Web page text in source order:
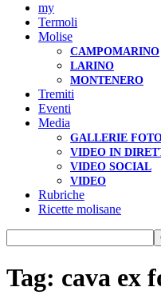
my
Termoli
Molise
CAMPOMARINO
LARINO
MONTENERO
Tremiti
Eventi
Media
GALLERIE
VIDEO IN
VIDEO SOCIAL
VIDEO
Rubriche
Ricette molisane
Tag: cava ex